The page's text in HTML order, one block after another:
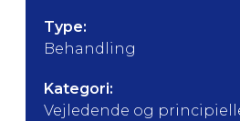
Type:
Behandling
Kategori:
Vejledende og